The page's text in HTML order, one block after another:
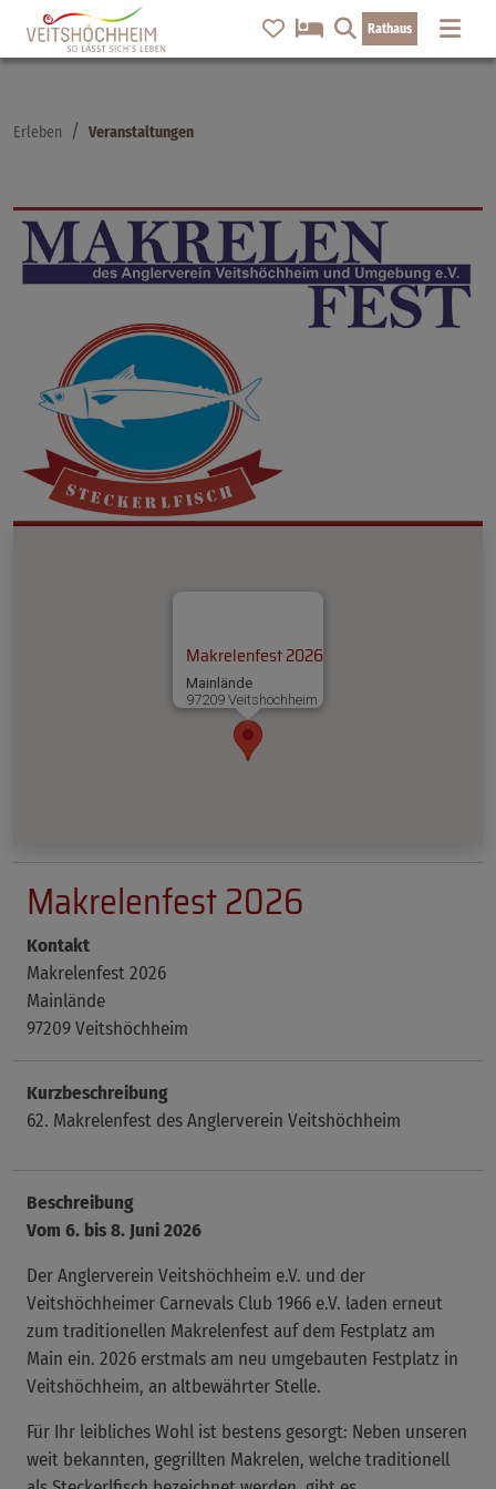
Rathaus
Erleben Veranstaltungen
Makrelenfest 2026
Mainlände
97209 Veitshöchheim
Makrelenfest 2026
Kontakt
Makrelenfest 2026
Mainlände
97209 Veitshöchheim
Kurzbeschreibung
62. Makrelenfest des Anglerverein Veitshöchheim
Beschreibung
Vom 6. bis 8. Juni 2026
Der Anglerverein Veitshöchheim e.V. und der
Veitshöchheimer Carnevals Club 1966 e.V. laden erneut
zum traditionellen Makrelenfest auf dem Festplatz am
Main ein. 2026 erstmals am neu umgebauten Festplatz in
Veitshöchheim, an altbewährter Stelle.
Für Ihr leibliches Wohl ist bestens gesorgt: Neben unseren
weit bekannten, gegrillten Makrelen, welche traditionell